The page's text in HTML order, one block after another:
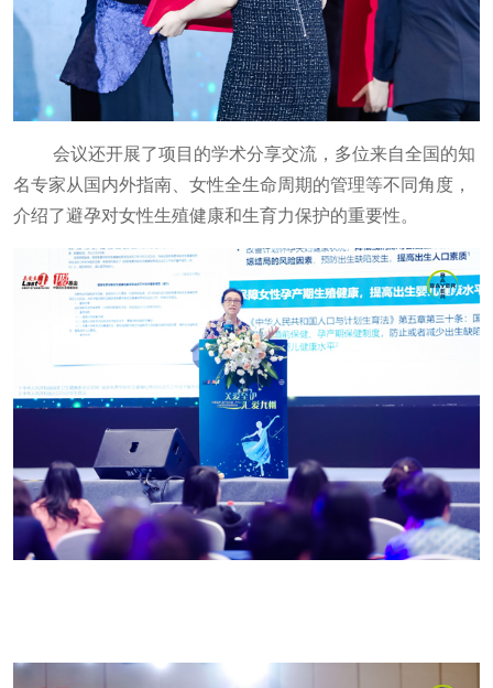
会议还开展了项目的学术分享交流，多位来自全国的知
名专家从国内外指南、女性全生命周期的管理等不同角度，
介绍了避孕对女性生殖健康和生育力保护的重要性。